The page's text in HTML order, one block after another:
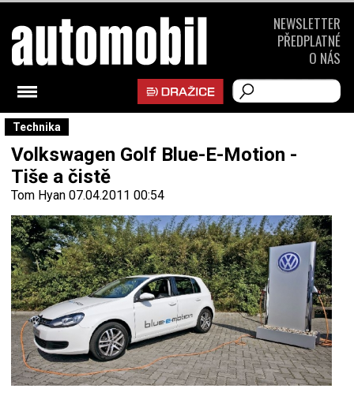
Technika
Volkswagen Golf Blue-E-Motion -
Tiše a čistě
Tom Hyan 07.04.2011 00:54
NEWSLETTER
PŘEDPLATNÉ
O NÁS